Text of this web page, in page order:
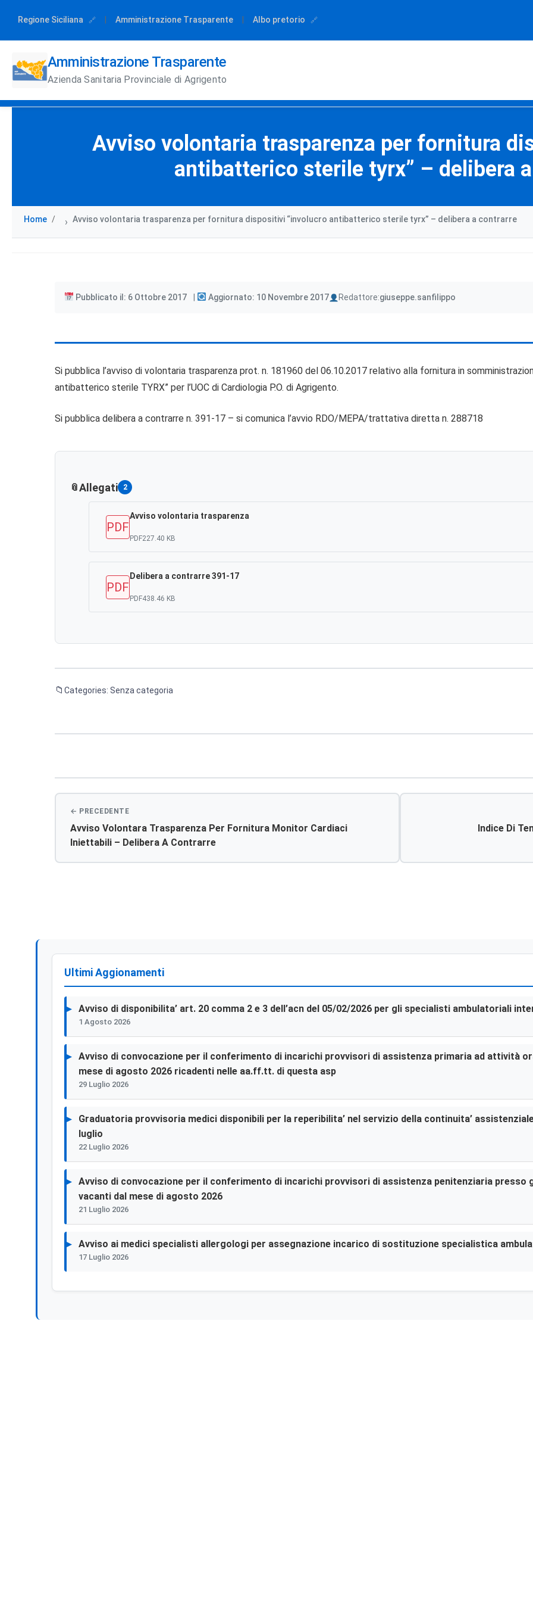
Regione Siciliana Amministrazione Trasparente Albo pretorio
Amministrazione Trasparente
Azienda Sanitaria Provinciale di Agrigento
Avviso volontaria trasparenza per fornitura
antibatterico sterile tyrx” – delibera
Home › Avviso volontaria trasparenza per fornitura dispositivi “involucro antibatterico sterile tyrx” – delibera a contrarre
Pubblicato il: 6 Ottobre 2017 Aggiornato: 10 Novembre 2017 Redattore:
Author giuseppe.sanfilippo
Si pubblica l’avviso di volontaria trasparenza prot. n. 181960 del 06.10.2017 relativo alla fornitura in
antibatterico sterile TYRX” per l’UOC di Cardiologia P.O. di Agrigento.
Si pubblica delibera a contrarre n. 391-17 – si comunica l’avvio RDO/MEPA/trattativa diretta n. 288718
Allegati 2
PDF
Avviso volontaria trasparenza
PDF227.40 KB
PDF
Delibera a contrarre 391-17
PDF438.46 KB
Categories: Senza categoria
articoli
Avviso Volontara Trasparenza Per Fornitura Monitor Cardiaci
Iniettabili – Delibera A Contrarre
Indice Di
Ultimi Aggionamenti
Avviso di disponibilita’ art. 20 comma 2 e 3 dell’acn del 05/02/2026 per gli specialisti ambulatoriali
1 Agosto 2026
Avviso di convocazione per il conferimento di incarichi provvisori di assistenza primaria ad attività
mese di agosto 2026 ricadenti nelle aa.ff.tt. di questa asp
29 Luglio 2026
Graduatoria provvisoria medici disponibili per la reperibilita’ nel servizio della continuita’
luglio
22 Luglio 2026
Avviso di convocazione per il conferimento di incarichi provvisori di assistenza penitenziaria
vacanti dal mese di agosto 2026
21 Luglio 2026
Avviso ai medici specialisti allergologi per assegnazione incarico di sostituzione specialistica
17 Luglio 2026